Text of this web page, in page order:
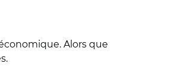
Alors que